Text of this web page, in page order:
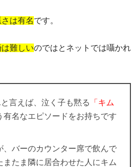
は有名です。
難しいのではとネットでは囁かれ
言えば、泣く子も黙る
「キム
有名なエピソードをお持ちです
、バーのカウンター席で飲んで
またま隣に居合わせた人にキム